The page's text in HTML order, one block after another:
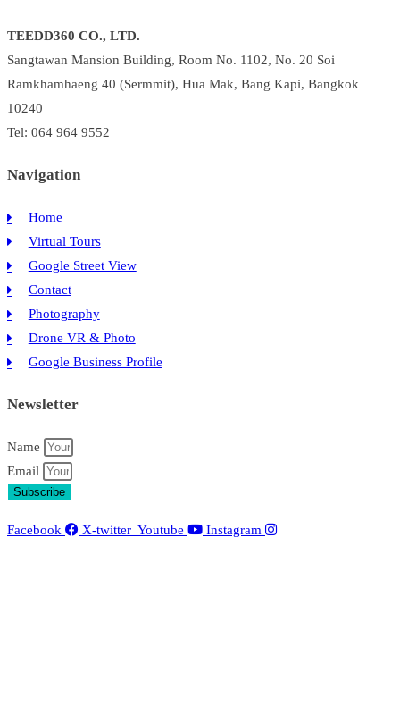
TEEDD360 CO., LTD.
Sangtawan Mansion Building, Room No. 1102, No. 20 Soi
Ramkhamhaeng 40 (Sermmit), Hua Mak, Bang Kapi, Bangkok
10240
Tel: 064 964 9552
Navigation
Home
Virtual Tours
Google Street View
Contact
Photography
Drone VR & Photo
Google Business Profile
Newsletter
Name
Email
Subscribe
Facebook X-twitter Youtube Instagram